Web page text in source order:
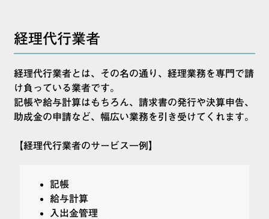
経理代行業者
経理代行業者とは、その名の通り、経理業務を専門で請
け負っている業者です。
記帳や給与計算はもちろん、請求書の発行や決算申告、
助成金の申請など、幅広い業務を引き受けてくれます。
【経理代行業者のサービス一例】
記帳
給与計算
入出金管理